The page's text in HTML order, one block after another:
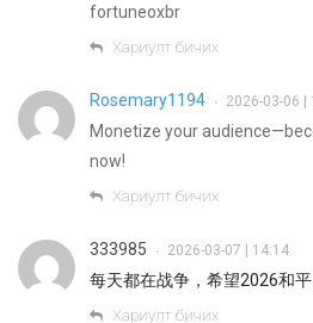
fortuneoxbr
Хариулт бичих
Rosemary1194 • 2026-03-06 |
Monetize your
now!
Хариулт бичих
333985 • 2026-03-07 | 14:14
每天都在战争，希望2026和平.
Хариулт бичих